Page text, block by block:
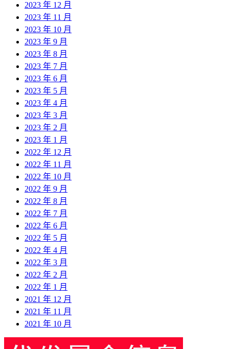
2023 年 12 月
2023 年 11 月
2023 年 10 月
2023 年 9 月
2023 年 8 月
2023 年 7 月
2023 年 6 月
2023 年 5 月
2023 年 4 月
2023 年 3 月
2023 年 2 月
2023 年 1 月
2022 年 12 月
2022 年 11 月
2022 年 10 月
2022 年 9 月
2022 年 8 月
2022 年 7 月
2022 年 6 月
2022 年 5 月
2022 年 4 月
2022 年 3 月
2022 年 2 月
2022 年 1 月
2021 年 12 月
2021 年 11 月
2021 年 10 月